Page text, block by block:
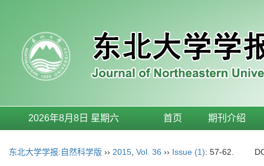
2026年8月8日 星期六 首页 期刊介绍
东北大学学报:自然科学版 ›› 2015 Vol. 36 ›› Issue (1): 57-62.